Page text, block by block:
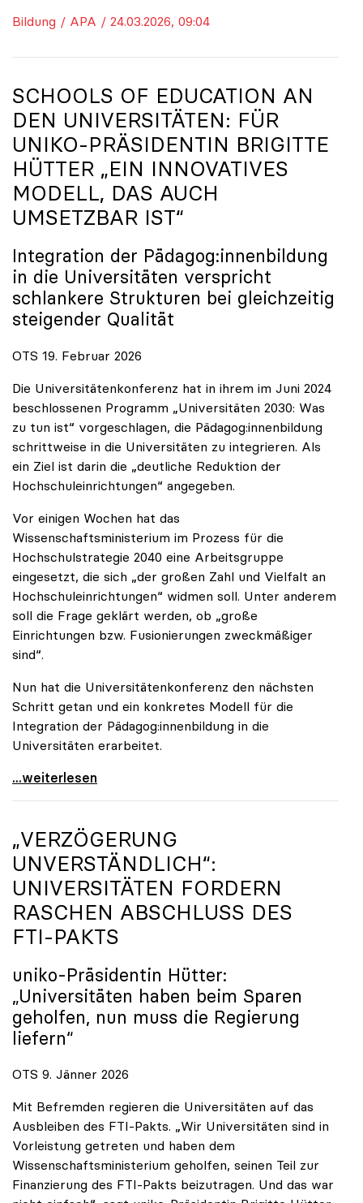
Bildung / APA / 24.03.2026, 09:04
SCHOOLS OF EDUCATION AN
DEN UNIVERSITÄTEN: FÜR
UNIKO-PRÄSIDENTIN BRIGITTE
HÜTTER „EIN INNOVATIVES
MODELL, DAS AUCH
UMSETZBAR IST“
Integration der Pädagog:innenbildung
in die Universitäten verspricht
schlankere Strukturen bei gleichzeitig
steigender Qualität
OTS 19. Februar 2026
Die Universitätenkonferenz hat in ihrem im Juni 2024
beschlossenen Programm „Universitäten 2030: Was
zu tun ist“ vorgeschlagen, die Pädagog:innenbildung
schrittweise in die Universitäten zu integrieren. Als
ein Ziel ist darin die „deutliche Reduktion der
Hochschuleinrichtungen“ angegeben.
Vor einigen Wochen hat das
Wissenschaftsministerium im Prozess für die
Hochschulstrategie 2040 eine Arbeitsgruppe
eingesetzt, die sich „der großen Zahl und Vielfalt an
Hochschuleinrichtungen“ widmen soll. Unter anderem
soll die Frage geklärt werden, ob „große
Einrichtungen bzw. Fusionierungen zweckmäßiger
sind“.
Nun hat die Universitätenkonferenz den nächsten
Schritt getan und ein konkretes Modell für die
Integration der Pädagog:innenbildung in die
Universitäten erarbeitet.
Schools of Education an den Universitäten: Für
...weiterlesen
„VERZÖGERUNG
UNVERSTÄNDLICH“:
UNIVERSITÄTEN FORDERN
RASCHEN ABSCHLUSS DES
FTI-PAKTS
uniko-Präsidentin Hütter:
„Universitäten haben beim Sparen
geholfen, nun muss die Regierung
liefern“
OTS 9. Jänner 2026
Mit Befremden regieren die Universitäten auf das
Ausbleiben des FTI-Pakts. „Wir Universitäten sind in
Vorleistung getreten und haben dem
Wissenschaftsministerium geholfen, seinen Teil zur
Finanzierung des FTI-Pakts beizutragen. Und das war